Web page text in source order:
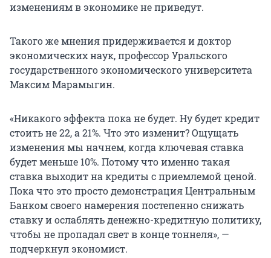
изменениям в экономике не приведут.
Такого же мнения придерживается и доктор
экономических наук, профессор Уральского
государственного экономического университета
Максим Марамыгин.
«Никакого эффекта пока не будет. Ну будет кредит
стоить не 22, а 21%. Что это изменит? Ощущать
изменения мы начнем, когда ключевая ставка
будет меньше 10%. Потому что именно такая
ставка выходит на кредиты с приемлемой ценой.
Пока что это просто демонстрация Центральным
Банком своего намерения постепенно снижать
ставку и ослаблять денежно-кредитную политику,
чтобы не пропадал свет в конце тоннеля», —
подчеркнул экономист.